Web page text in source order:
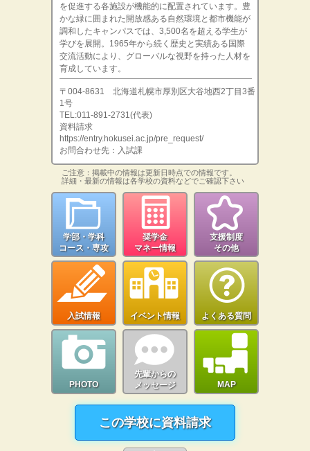
を促進する各施設が機能的に配置されています。豊
かな緑に囲まれた開放感ある自然環境と都市機能が
調和したキャンパスでは、3,500名を超える学生が
学びを展開。1965年から続く歴史と実績ある国際
交流活動により、グローバルな視野を持った人材を
育成しています。
〒004-8631 北海道札幌市厚別区大谷地西2丁目3番
1号
TEL:011-891-2731(代表)
資料請求
https://entry.hokusei.ac.jp/pre_request/
お問合わせ先：入試課
ご注意：掲載中の情報は更新日時点での情報です。
詳細・最新の情報は各学校の資料などでご確認下さい
学部・学科
コース・専攻
奨学金
マネー情報
支援制度
その他
入試情報 イベント情報 よくある質問
PHOTO
先輩からの
メッセージ
MAP
この学校に資料請求